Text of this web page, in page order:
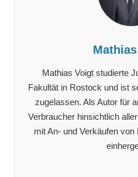
Mathias Voigt studierte
Fakultät in Rostock und ist
zugelassen. Als Autor für
Verbraucher hinsichtlich
mit An- und Verkäufen